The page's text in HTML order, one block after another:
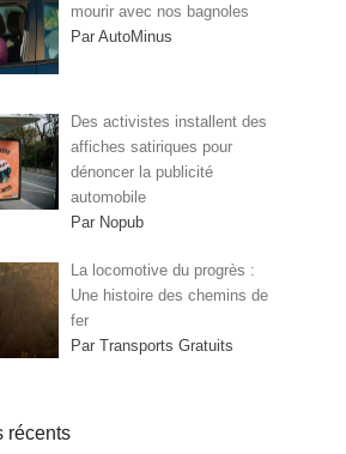
mourir avec nos bagnoles
Par AutoMinus
Des activistes installent des
affiches satiriques pour
dénoncer la publicité
automobile
Par Nopub
La locomotive du progrès :
Une histoire des chemins de
fer
Par Transports Gratuits
récents